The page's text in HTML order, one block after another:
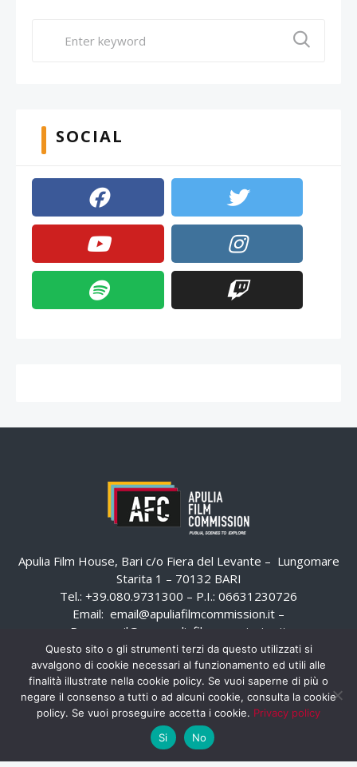
SOCIAL
Apulia Film House, Bari c/o Fiera del Levante – Lungomare
Starita 1 – 70132 BARI
Tel.: +39.080.9731300 – P.I.: 06631230726
Email: email@apuliafilmcommission.it –
Pec:
email@pec.apuliafilmcommission.it
Questo sito o gli strumenti terzi da questo utilizzati si
avvalgono di cookie necessari al funzionamento ed utili alle
finalità illustrate nella cookie policy. Se vuoi saperne di più o
negare il consenso a tutti o ad alcuni cookie, consulta la cookie
policy. Se vuoi proseguire accetta i cookie. Privacy policy
Si
No